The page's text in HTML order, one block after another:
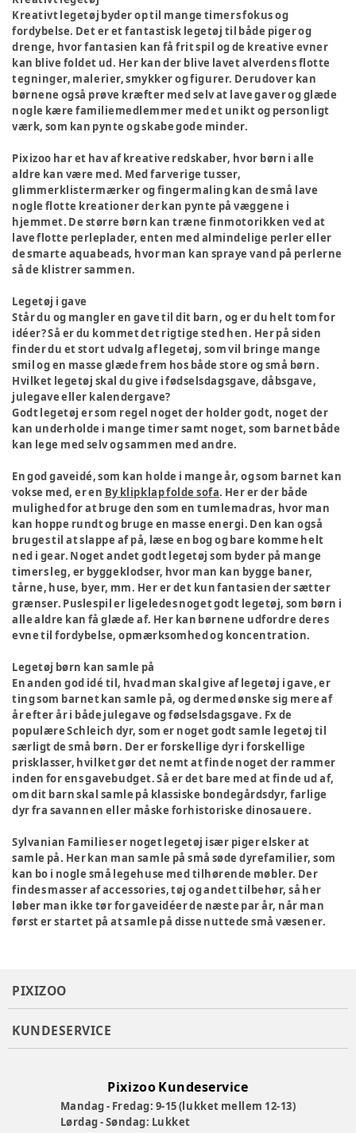
Kreativt legetøj byder op til mange timers fokus og
fordybelse. Det er et fantastisk legetøj til både piger og
drenge, hvor fantasien kan få frit spil og de kreative evner
kan blive foldet ud. Her kan der blive lavet alverdens flotte
tegninger, malerier, smykker og figurer. Derudover kan
børnene også prøve kræfter med selv at lave gaver og glæde
nogle kære familiemedlemmer med et unikt og personligt
værk, som kan pynte og skabe gode minder.
Pixizoo har et hav af kreative redskaber, hvor børn i alle
aldre kan være med. Med farverige tusser,
glimmerklistermærker og fingermaling kan de små lave
nogle flotte kreationer der kan pynte på væggene i
hjemmet. De større børn kan træne finmotorikken ved at
lave flotte perleplader, enten med almindelige perler eller
de smarte aquabeads, hvor man kan spraye vand på perlerne
så de klistrer sammen.
Legetøj i gave
Står du og mangler en gave til dit barn, og er du helt tom for
idéer? Så er du kommet det rigtige sted hen. Her på siden
finder du et stort udvalg af legetøj, som vil bringe mange
smil og en masse glæde frem hos både store og små børn.
Hvilket legetøj skal du give i fødselsdagsgave, dåbsgave,
julegave eller kalendergave?
Godt legetøj er som regel noget der holder godt, noget der
kan underholde i mange timer samt noget, som barnet både
kan lege med selv og sammen med andre.
En god gaveidé, som kan holde i mange år, og som barnet kan
vokse med, er en By klipklap folde sofa. Her er der både
mulighed for at bruge den som en tumlemadras, hvor man
kan hoppe rundt og bruge en masse energi. Den kan også
bruges til at slappe af på, læse en bog og bare komme helt
ned i gear. Noget andet godt legetøj som byder på mange
timers leg, er byggeklodser, hvor man kan bygge baner,
tårne, huse, byer, mm. Her er det kun fantasien der sætter
grænser. Puslespil er ligeledes noget godt legetøj, som børn i
alle aldre kan få glæde af. Her kan børnene udfordre deres
evne til fordybelse, opmærksomhed og koncentration.
Legetøj børn kan samle på
En anden god idé til, hvad man skal give af legetøj i gave, er
ting som barnet kan samle på, og dermed ønske sig mere af
år efter år i både julegave og fødselsdagsgave. Fx de
populære Schleich dyr, som er noget godt samle legetøj til
særligt de små børn. Der er forskellige dyr i forskellige
prisklasser, hvilket gør det nemt at finde noget der rammer
inden for ens gavebudget. Så er det bare med at finde ud af,
om dit barn skal samle på klassiske bondegårdsdyr, farlige
dyr fra savannen eller måske forhistoriske dinosauere.
Sylvanian Families er noget legetøj især piger elsker at
samle på. Her kan man samle på små søde dyrefamilier, som
kan bo i nogle små legehuse med tilhørende møbler. Der
findes masser af accessories, tøj og andet tilbehør, så her
løber man ikke tør for gaveidéer de næste par år, når man
først er startet på at samle på disse nuttede små væsener.
PIXIZOO
KUNDESERVICE
Pixizoo Kundeservice
Mandag - Fredag: 9-15 (lukket mellem 12-13)
Lørdag - Søndag: Lukket